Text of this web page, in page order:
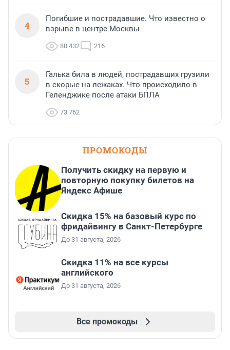
4
Погибшие и пострадавшие. Что известно о
взрыве в центре Москвы
80 432 216
5
Галька била в людей, пострадавших грузили
в скорые на лежаках. Что происходило в
Геленджике после атаки БПЛА
73 762
ПРОМОКОДЫ
Получить скидку на первую и
повторную покупку билетов на
Яндекс Афише
Скидка 15% на базовый курс по
фридайвингу в Санкт-Петербурге
До 31 августа, 2026
Скидка 11% на все курсы
английского
До 31 августа, 2026
Все промокоды